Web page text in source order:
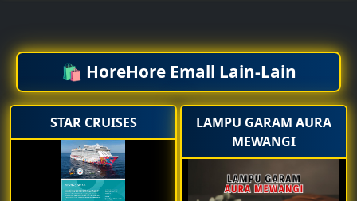
🛍️ HoreHore Emall Lain-Lain
STAR CRUISES
LAMPU GARAM AURA
MEWANGI
Agenda : Kursus/ Apa yg perlu kita tahu utk jadi Agent
Umrah.
📅 Tue,23,Dec,2025
UMRAH PROMOSI JAN 2026-JUN 2026